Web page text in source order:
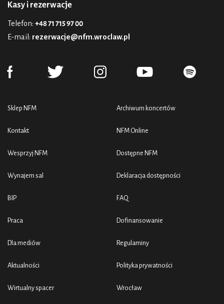
Kasy i rezerwacje
Telefon: +48 71 715 97 00
E-mail: rezerwacje@nfm.wroclaw.pl
Sklep NFM
Kontakt
Wesprzyj NFM
Wynajem sal
BIP
Praca
Dla mediów
Aktualności
Wirtualny spacer
Archiwum koncertów
NFM Online
Dostępne NFM
Deklaracja dostępności
FAQ
Dofinansowanie
Regulaminy
Polityka prywatności
Wrocław